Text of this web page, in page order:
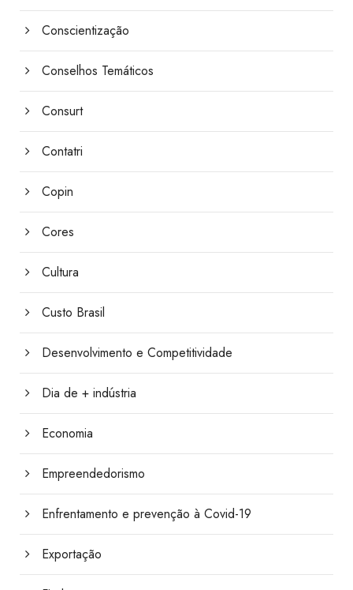
Conscientização
Conselhos Temáticos
Consurt
Contatri
Copin
Cores
Cultura
Custo Brasil
Desenvolvimento e Competitividade
Dia de + indústria
Economia
Empreendedorismo
Enfrentamento e prevenção à Covid-19
Exportação